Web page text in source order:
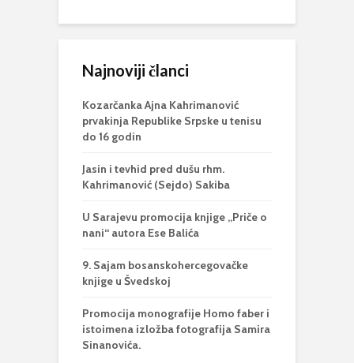
Najnoviji članci
Kozarčanka Ajna Kahrimanović
prvakinja Republike Srpske u tenisu
do 16 godin
Jasin i tevhid pred dušu rhm.
Kahrimanović (Sejdo) Sakiba
U Sarajevu promocija knjige „Priče o
nani“ autora Ese Balića
9. Sajam bosanskohercegovačke
knjige u Švedskoj
Promocija monografije Homo faber i
istoimena izložba fotografija Samira
Sinanovića.